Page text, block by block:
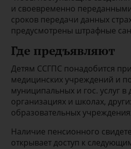
и своевременно
сроков передачи данных
предусмотрены штрафные
Где предъявляют
Детям ССГПС понадобится
медицинских учреждений и
муниципальных и гос. услуг
организациях и школах,
образовательных
Наличие пенсионного
открывает доступ к